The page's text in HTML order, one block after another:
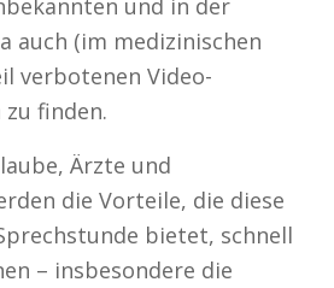
und in der
auch (im medizinischen
verbotenen Video-
finden.
Ärzte und
die Vorteile, die diese
bietet, schnell
– insbesondere die